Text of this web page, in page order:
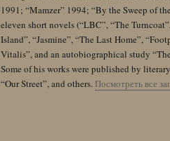
1991; “Mamzer” 1994; “By the Sweep of
eleven short novels (“LBC”, “The
Island”, “Jasmine”, “The Last Home”,
Vitalis”, and an autobiographical study
Some of his works were published by
“Our Street”, and others. Посмотреть все